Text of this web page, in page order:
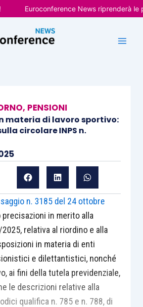
Euroconference News riprenderà le
, PENSIONI
materia di lavoro sportivo:
circolare INPS n.
n. 3185 del 24 ottobre
in merito alla
relativa al riordino e alla
in materia di enti
e dilettantistici, nonché
ai fini della tutela previdenziale,
le descrizioni relative alla
qualifica n. 785 e n. 788, di